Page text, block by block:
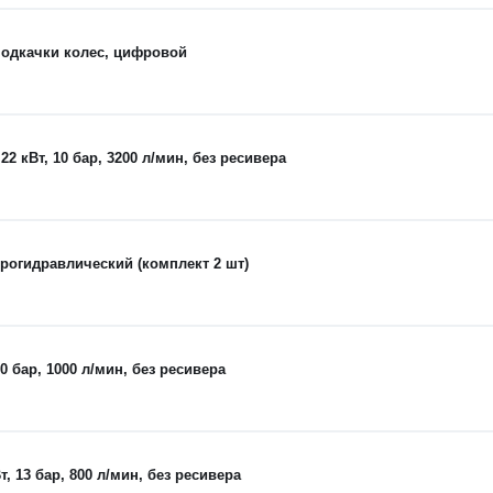
колес, цифровой
кВт, 10 бар, 3200 л/мин, без ресивера
(комплект 2 шт)
бар, 1000 л/мин, без ресивера
13 бар, 800 л/мин, без ресивера